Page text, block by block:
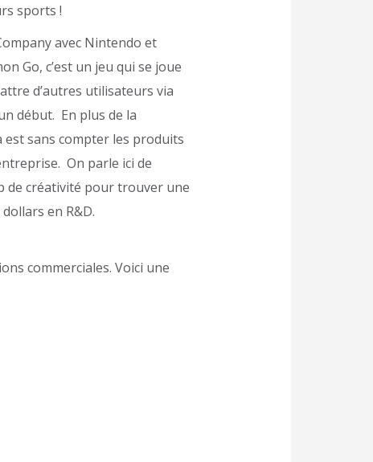
sports !
avec Nintendo et
Go, c’est un jeu qui se joue
d’autres utilisateurs via
début. En plus de la
sans compter les produits
On parle ici de
de créativité pour trouver une
en R&D.
commerciales. Voici une